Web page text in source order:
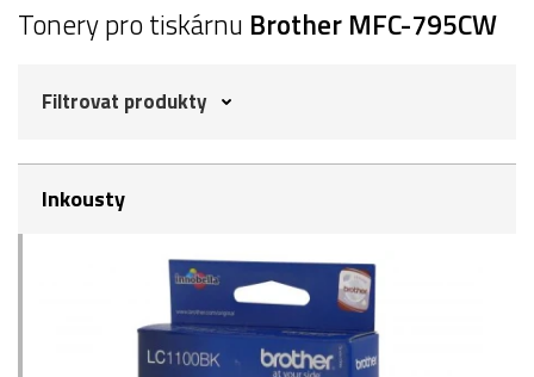
Tonery pro tiskárnu Brother MFC-795CW
Filtrovat produkty
Inkousty